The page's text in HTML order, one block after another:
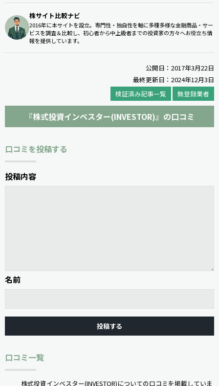
株サイト比較ナビ
2016年に本サイトを設立。専門性・独自性を軸に多種多様な金融商品・サー
ビスを調査＆比較し、初心者から中上級者までの投資家の方々へお役立ち情
報を提供しています。
公開日：2017年3月22日
最終更新日：2024年12月3日
検証済み記事一覧
無登録業者
『株式投資インベスター(INVESTOR)』の口コミ
口コミを投稿する
投稿内容
名前
口コミ一覧
株式投資インベスター(INVESTOR)についての口コミを掲載していま